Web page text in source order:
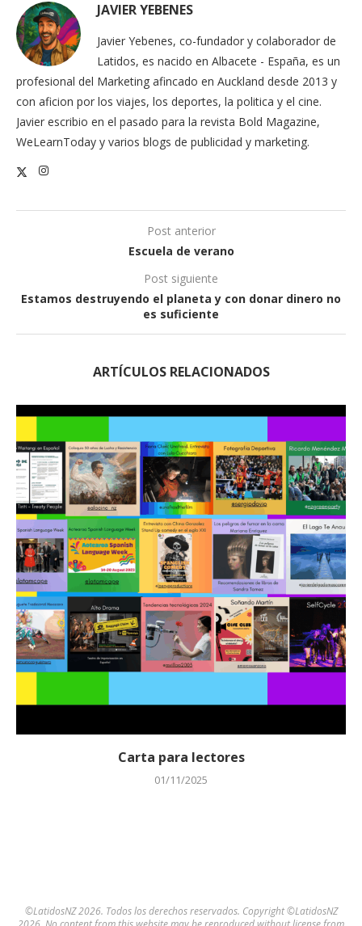
JAVIER YEBENES
Javier Yebenes, co-fundador y colaborador de
Latidos, es nacido en Albacete - España, es un
profesional del Marketing afincado en Auckland desde 2013 y
con aficion por los viajes, los deportes, la politica y el cine.
Javier escribio en el pasado para la revista Bold Magazine,
WeLearnToday y varios blogs de publicidad y marketing.
Post anterior
Escuela de verano
Post siguiente
Estamos destruyendo el planeta y con donar dinero no
es suficiente
ARTÍCULOS RELACIONADOS
Carta para lectores
01/11/2025
©LatidosNZ 2026. Todos los derechos reservados. Copyright ©LatidosNZ